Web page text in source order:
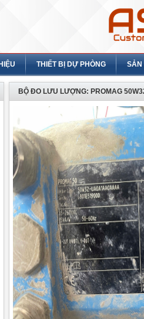
THIẾT BỊ DỰ PHÒNG SẢN
BỘ ĐO LƯU LƯỢNG: PROMAG